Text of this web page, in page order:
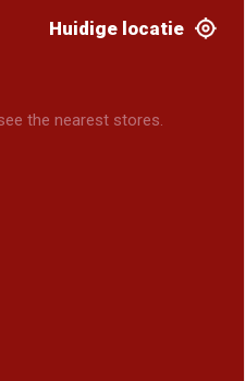
Huidige locatie
the nearest stores.